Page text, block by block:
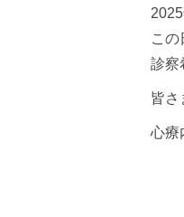
この
診察
皆さ
心